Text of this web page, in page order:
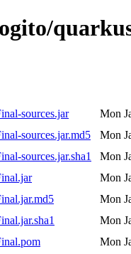
sources.jar
Mon
sources.jar.md5
Mon
sources.jar.sha1
Mon
Mon
Mon
Mon
Mon